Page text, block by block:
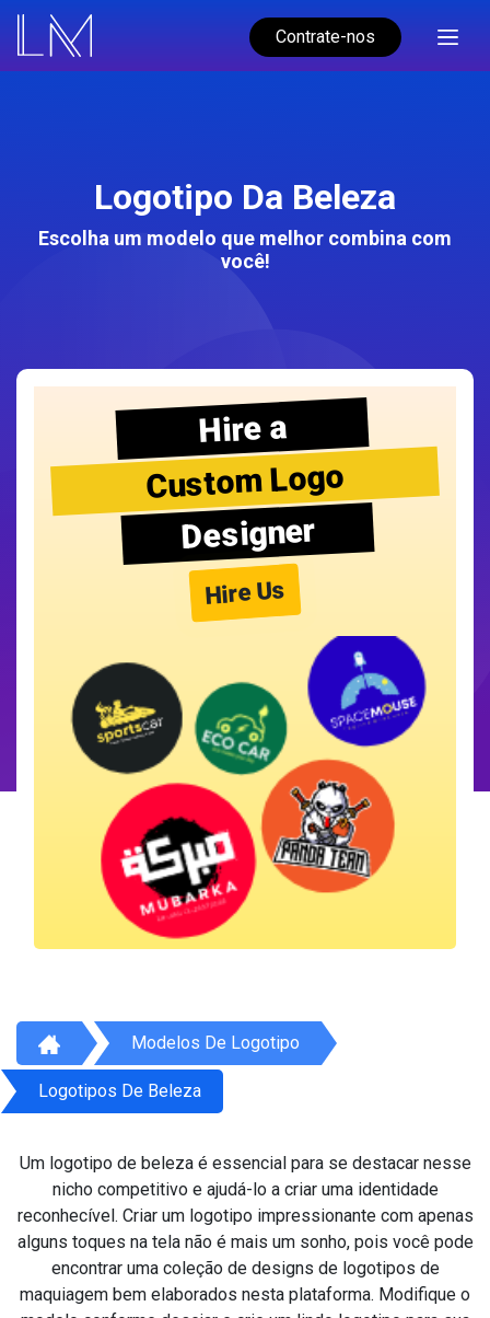
Contrate-nos
Logotipo Da Beleza
Escolha um modelo que melhor combina com
você!
Hire a
Custom Logo
Designer
Hire Us
Modelos De Logotipo
Logotipos De Beleza
Um logotipo de beleza é essencial para se destacar nesse
nicho competitivo e ajudá-lo a criar uma identidade
reconhecível. Criar um logotipo impressionante com apenas
alguns toques na tela não é mais um sonho, pois você pode
encontrar uma coleção de designs de logotipos de
maquiagem bem elaborados nesta plataforma. Modifique o